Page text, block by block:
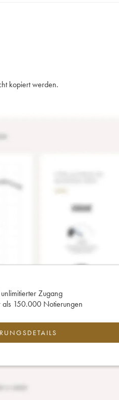
kopiert werden.
Zugang
als 150.000 Notierungen